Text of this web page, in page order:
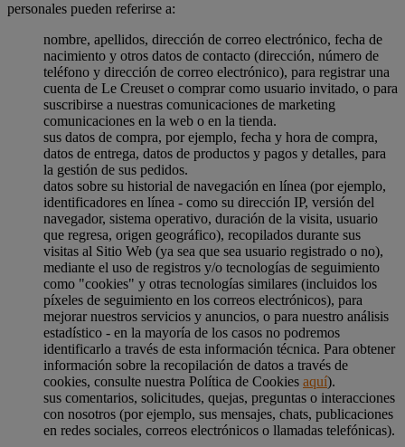
personales pueden referirse a:
nombre, apellidos, dirección de correo electrónico, fecha de
nacimiento y otros datos de contacto (dirección, número de
teléfono y dirección de correo electrónico), para registrar una
cuenta de Le Creuset o comprar como usuario invitado, o para
suscribirse a nuestras comunicaciones de marketing
comunicaciones en la web o en la tienda.
sus datos de compra, por ejemplo, fecha y hora de compra,
datos de entrega, datos de productos y pagos y detalles, para
la gestión de sus pedidos.
datos sobre su historial de navegación en línea (por ejemplo,
identificadores en línea - como su dirección IP, versión del
navegador, sistema operativo, duración de la visita, usuario
que regresa, origen geográfico), recopilados durante sus
visitas al Sitio Web (ya sea que sea usuario registrado o no),
mediante el uso de registros y/o tecnologías de seguimiento
como "cookies" y otras tecnologías similares (incluidos los
píxeles de seguimiento en los correos electrónicos), para
mejorar nuestros servicios y anuncios, o para nuestro análisis
estadístico - en la mayoría de los casos no podremos
identificarlo a través de esta información técnica. Para obtener
información sobre la recopilación de datos a través de
cookies, consulte nuestra Política de Cookies aquí).
sus comentarios, solicitudes, quejas, preguntas o interacciones
con nosotros (por ejemplo, sus mensajes, chats, publicaciones
en redes sociales, correos electrónicos o llamadas telefónicas).